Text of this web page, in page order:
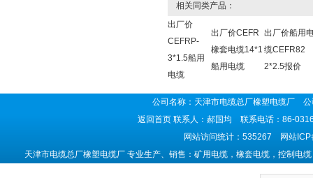
相关同类产品：
出厂价
CEFRP-
3*1.5船用
电缆
出厂价CEFR
橡套电缆14*1
船用电缆
出厂价船用
缆CEFR82
2*2.5报价
公司名称：天津市电缆总厂橡塑电缆厂
返回首页联系人：郝国均 联系电话：86-
网站访问统计：535267 网站ICP
天津市电缆总厂橡塑电缆厂 专业生产、销售：矿用电缆，橡套电缆，控制电